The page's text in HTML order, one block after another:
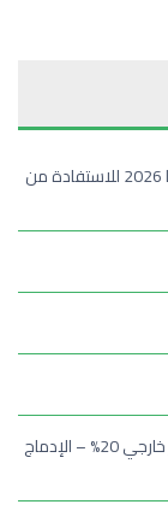
إعلان لفائدة الطلبة الجدد حاملي شهادة البكالوريا 2026 للاستفادة من
إعلان عن انطلاق التسجيلات الجامعية لفئة ماستر خارجي 20% – الإدماج